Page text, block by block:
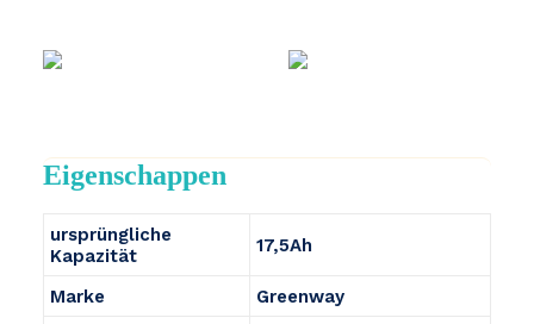
Eigenschappen
ursprüngliche
Kapazität
17,5Ah
Marke
Greenway